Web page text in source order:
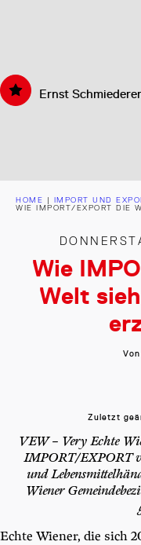
Ernst Schmiederer
HOME | IMPORT UND
WIE IMPORT/EXPORT DIE
Wie
Welt
Von
Zuletzt
VEW – Very Echte
IMPORT/EXPORT
und
Wiener
Wie­ner, die sich